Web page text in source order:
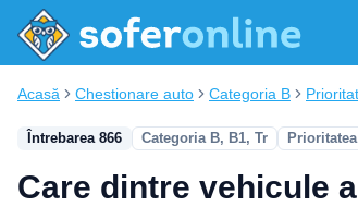
Acasă Chestionare auto Categoria B
Întrebarea 866 Categoria B, B1, Tr
Care dintre vehicule